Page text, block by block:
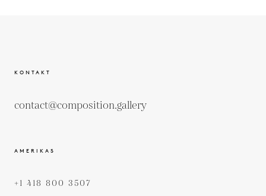
KONTAKT
contact@composition.gallery
AMERIKAS
+1 418 800 3507